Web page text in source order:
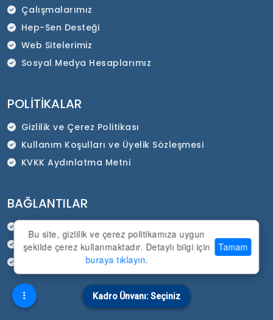
Bu site, gizlilik ve çerez politikamıza uygun
şekilde çerez kullanmaktadır. Detaylı bilgi için
buraya tıklayın.
Tamam
Kadro Ünvanı: Seçiniz
Çalışmalarımız
Hep-Sen Desteği
Web Sitelerimiz
Sosyal Medya Hesaplarımız
POLITIKALAR
Gizlilik ve Çerez Politikası
Kullanım Koşulları ve Üyelik Sözleşmesi
KVKK Aydınlatma Metni
BAĞLANTILAR
SADEP Kurumsal İnternet Sitesi